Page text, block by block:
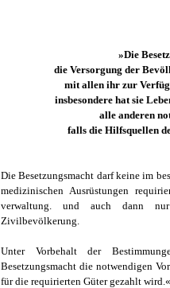
»Die
die Versorgung der
mit allen ihr zur
insbesondere hat sie
alle anderen
falls die Hilfsquellen
Die Besetzungsmacht darf keine im
medizinischen Ausrüstungen
verwaltung. und auch dann
Zivilbevölkerung.
Unter Vorbehalt der
Besetzungsmacht die notwendigen
für die requirierten Güter gezahlt wird.«